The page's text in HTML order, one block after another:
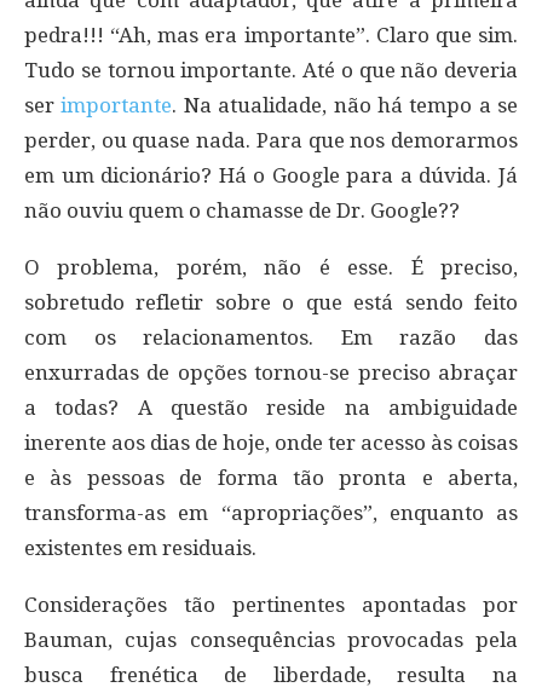
pedra!!! “Ah, mas era importante”. Claro que sim.
Tudo se tornou importante. Até o que não deveria
serimportante. Na atualidade, não há tempo a se
perder, ou quase nada. Para que nos demorarmos
em um dicionário? Há o Google para a dúvida. Já
não ouviu quem o chamasse de Dr. Google??
O problema, porém, não é esse. É preciso,
sobretudo refletir sobre o que está sendo feito
com os relacionamentos. Em razão das
enxurradas de opções tornou-se preciso abraçar
a todas? A questão reside na ambiguidade
inerente aos dias de hoje, onde ter acesso às coisas
e às pessoas de forma tão pronta e aberta,
transforma-as em “apropriações”, enquanto as
existentes em residuais.
Considerações tão pertinentes apontadas por
Bauman, cujas consequências provocadas pela
busca frenética de liberdade, resulta na